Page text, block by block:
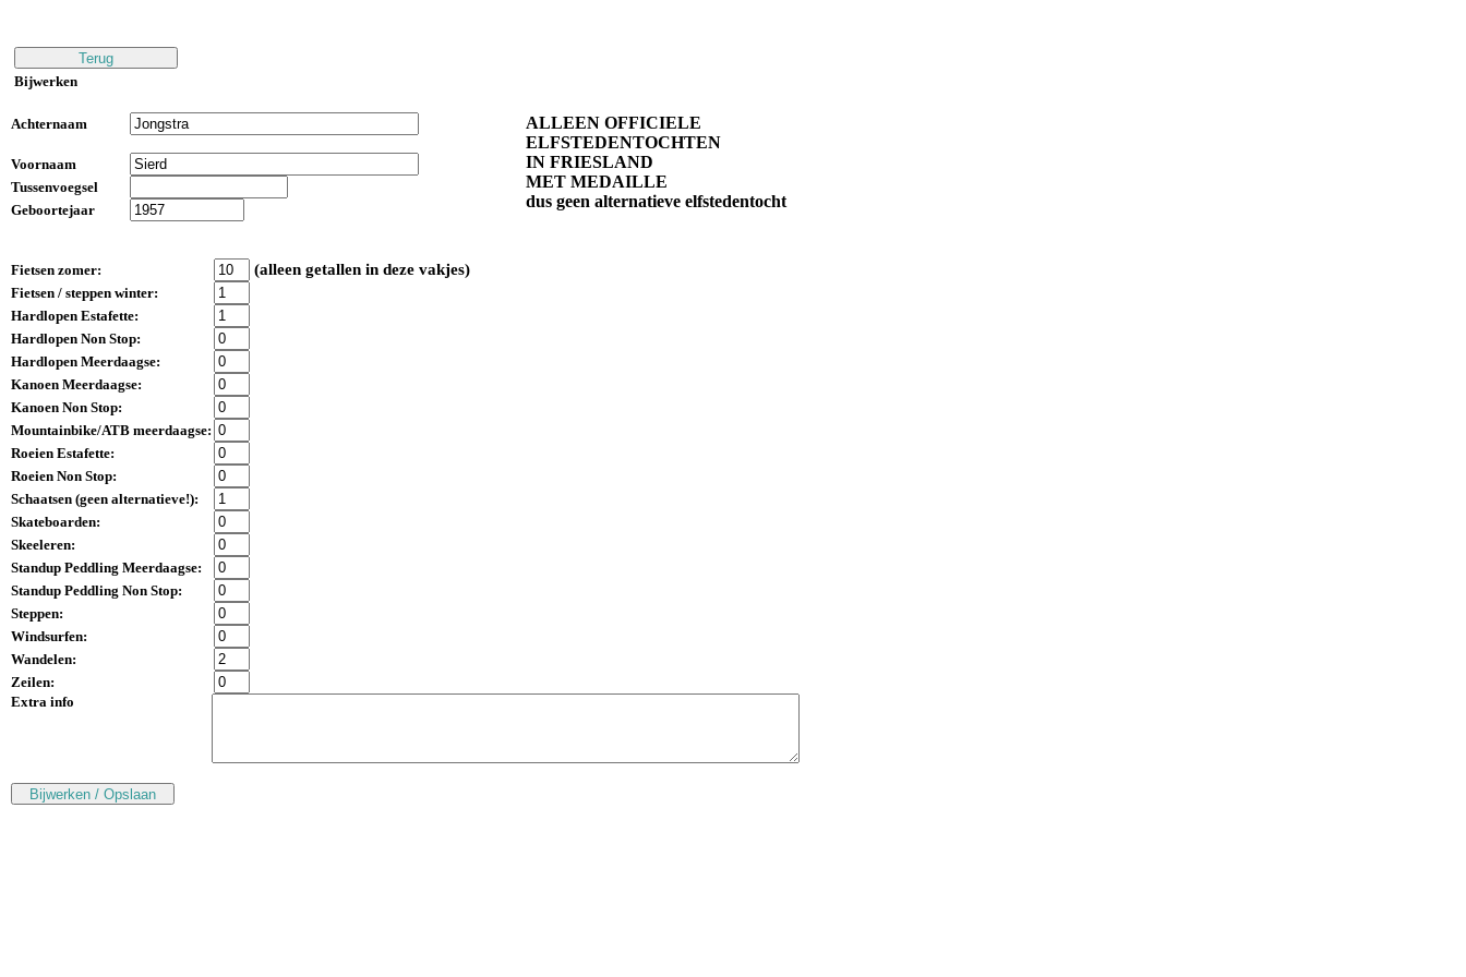
Bijwerken
Achternaam
ALLEEN OFFICIELE
ELFSTEDENTOCHTEN
IN FRIESLAND
MET MEDAILLE
dus geen alternatieve elfstedentocht
Voornaam
Tussenvoegsel
Geboortejaar
Fietsen zomer: (alleen getallen in deze vakjes)
Fietsen / steppen winter:
Hardlopen Estafette:
Hardlopen Non Stop:
Hardlopen Meerdaagse:
Kanoen Meerdaagse:
Kanoen Non Stop:
Mountainbike/ATB meerdaagse:
Roeien Estafette:
Roeien Non Stop:
Schaatsen (geen alternatieve!):
Skateboarden:
Skeeleren:
Standup Peddling Meerdaagse:
Standup Peddling Non Stop:
Steppen:
Windsurfen:
Wandelen:
Zeilen:
Extra info